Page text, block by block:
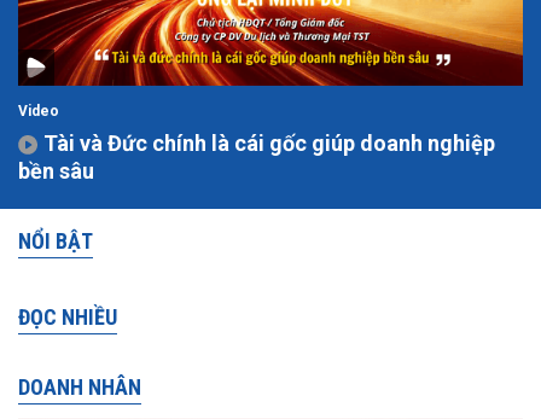
Video
Tài và Đức chính là cái gốc giúp doanh nghiệp
bền sâu
NỔI BẬT
ĐỌC NHIỀU
DOANH NHÂN